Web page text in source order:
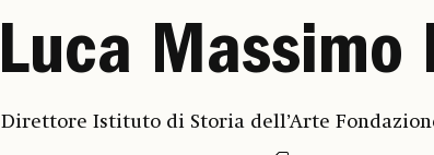
Luca Massimo
Direttore Istituto di Storia dell’Arte